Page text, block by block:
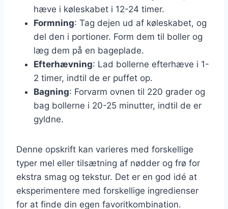
hæve i køleskabet i 12-24 timer.
Formning: Tag dejen ud af køleskabet, og
del den i portioner. Form dem til boller og
læg dem på en bageplade.
Efterhævning: Lad bollerne efterhæve i 1-
2 timer, indtil de er puffet op.
Bagning: Forvarm ovnen til 220 grader og
bag bollerne i 20-25 minutter, indtil de er
gyldne.
Denne opskrift kan varieres med forskellige
typer mel eller tilsætning af nødder og frø for
ekstra smag og tekstur. Det er en god idé at
eksperimentere med forskellige ingredienser
for at finde din egen favoritkombination.